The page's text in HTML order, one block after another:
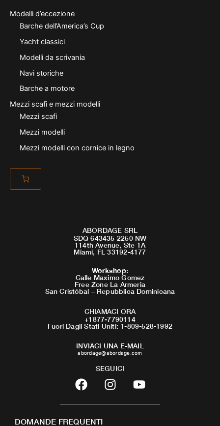
Modelli d’eccezione
Barche dell’America’s Cup
Yacht classici
Modelli da scrivania
Navi storiche
Barche a motore
Mezzi scafi e mezzi modelli
Mezzi scafi
Mezzi modelli
Mezzi modelli con cornice in legno
ABORDAGE SRL
SDQ 643435 2250 NW
114th Avenue, Ste 1A
Miami, FL 33192-4177
Workshop:
Calle Maximo Gomez
Free Zone La Armeria
San Cristóbal – Repubblica Dominicana
CHIAMACI ORA
+1877-7790114
Fuori Dagli Stati Uniti: 1-809-528-1992
INVIACI UNA E-MAIL
abordage@abordage.com
SEGUICI
F
a
c
I
n
s
Y
o
u
DOMANDE FREQUENTI